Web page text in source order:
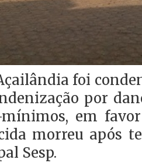
foi
por
em
morreu após
Sesp.